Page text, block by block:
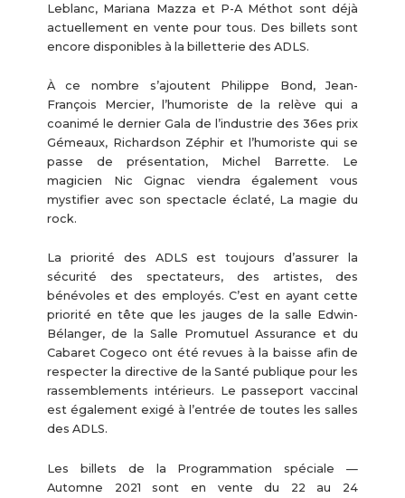
Leblanc, Mariana Mazza et P-A Méthot sont déjà
actuellement en vente pour tous. Des billets sont
encore disponibles à la billetterie des ADLS.
À ce nombre s’ajoutent Philippe Bond, Jean-
François Mercier, l’humoriste de la relève qui a
coanimé le dernier Gala de l’industrie des 36es prix
Gémeaux, Richardson Zéphir et l’humoriste qui se
passe de présentation, Michel Barrette. Le
magicien Nic Gignac viendra également vous
mystifier avec son spectacle éclaté, La magie du
rock.
La priorité des ADLS est toujours d’assurer la
sécurité des spectateurs, des artistes, des
bénévoles et des employés. C’est en ayant cette
priorité en tête que les jauges de la salle Edwin-
Bélanger, de la Salle Promutuel Assurance et du
Cabaret Cogeco ont été revues à la baisse afin de
respecter la directive de la Santé publique pour les
rassemblements intérieurs. Le passeport vaccinal
est également exigé à l’entrée de toutes les salles
des ADLS.
Les billets de la Programmation spéciale —
Automne 2021 sont en vente du 22 au 24